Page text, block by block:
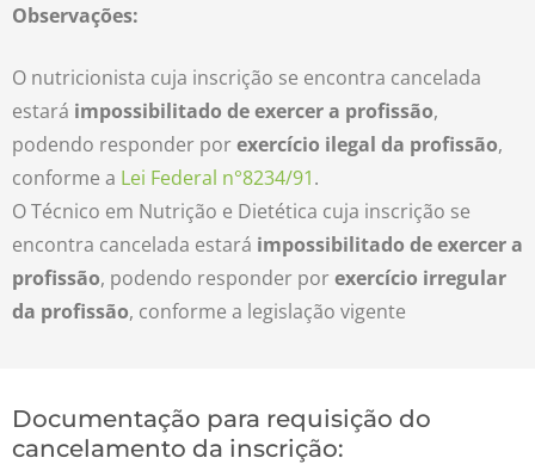
Observações:
O nutricionista cuja inscrição se encontra cancelada
estará impossibilitado de exercer a profissão,
podendo responder porexercício ilegal da profissão,
conforme a Lei Federal n°8234/91.
O Técnico em Nutrição e Dietética cuja inscrição se
encontra cancelada estará impossibilitado de exercer a
profissão, podendo responder porexercício irregular
da profissão, conforme a legislação vigente
Documentação para requisição do
cancelamento da inscrição: